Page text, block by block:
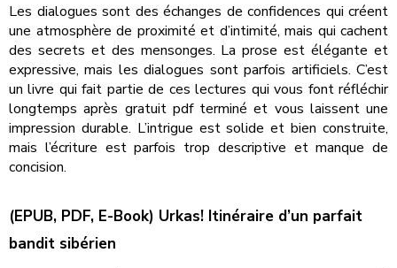
Les dialogues sont des échanges de confidences qui créent
une atmosphère de proximité et d’intimité, mais qui cachent
des secrets et des mensonges. La prose est élégante et
expressive, mais les dialogues sont parfois artificiels. C’est
un livre qui fait partie de ces lectures qui vous font réfléchir
longtemps après gratuit pdf terminé et vous laissent une
impression durable. L’intrigue est solide et bien construite,
mais l’écriture est parfois trop descriptive et manque de
concision.
(EPUB, PDF, E-Book) Urkas! Itinéraire d’un parfait
bandit sibérien